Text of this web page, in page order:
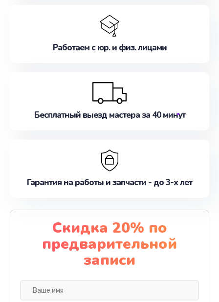
Работаем с юр. и физ. лицами
Бесплатный выезд мастера за 40 минут
Гарантия на работы и запчасти - до 3-х лет
Скидка 20% по
предварительной
записи